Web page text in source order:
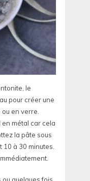
le
pour créer une
en verre.
en métal car cela
la pâte sous
à 30 minutes.